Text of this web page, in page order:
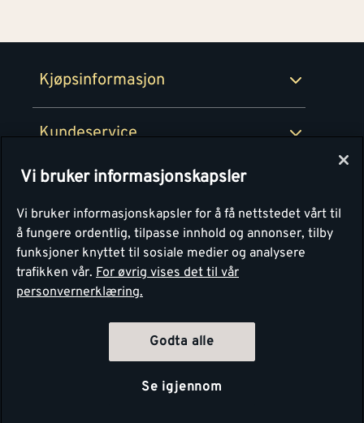
Kjøpsinformasjon
Retur- og angrerettsskjema
Kundeservice
Montér
Personvern
Vi bruker informasjonskapsler
Vi bruker informasjonskapsler for å få nettstedet vårt til
å fungere ordentlig, tilpasse innhold og annonser, tilby
funksjoner knyttet til sosiale medier og analysere
trafikken vår. For øvrig vises det til vår
personvernerklæring.
Godta alle
Se igjennom